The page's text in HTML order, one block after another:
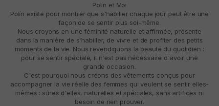
Polín et Moi
Polín existe pour montrer que s'habiller chaque jour peut être une
façon de se sentir plus soi-même.
Nous croyons en une féminité naturelle et affirmée, présente
dans la manière de s'habiller, de vivre et de profiter des petits
moments de la vie. Nous revendiquons la beauté du quotidien :
pour se sentir spéciale, il n'est pas nécessaire d'avoir une
grande occasion.
C'est pourquoi nous créons des vêtements conçus pour
accompagner la vie réelle des femmes qui veulent se sentir elles-
mêmes : sûres d'elles, naturelles et spéciales, sans artifices ni
besoin de rien prouver.